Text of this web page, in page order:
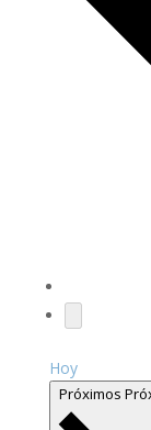
Hoy
Próximos